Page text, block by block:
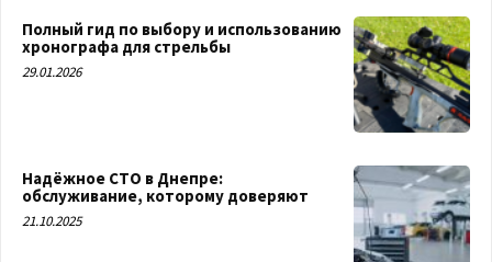
Полный гид по выбору и использованию
хронографа для стрельбы
29.01.2026
Надёжное СТО в Днепре:
обслуживание, которому доверяют
21.10.2025